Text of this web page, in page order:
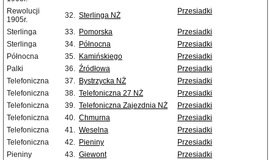
Rewolucji
1905r.
32. Sterlinga NŻ Przesiadki
Sterlinga 33. Pomorska
Przesiadki
Sterlinga
34. Północna
Przesiadki
Północna
35. Kamińskiego
Przesiadki
Palki
36. Źródłowa
Przesiadki
Telefoniczna
37. Bystrzycka NŻ
Przesiadki
Telefoniczna
38. Telefoniczna 27 NŻ
Przesiadki
Telefoniczna
39. Telefoniczna Zajezdnia NŻ
Przesiadki
Telefoniczna
40. Chmurna
Przesiadki
Telefoniczna
41. Weselna
Przesiadki
Telefoniczna
42. Pieniny
Przesiadki
Pieniny
43. Giewont
Przesiadki